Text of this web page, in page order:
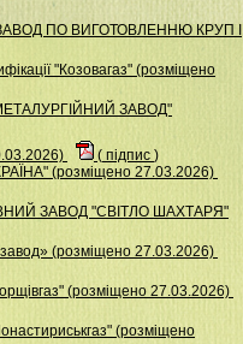
ЗАВОД ПО ВИГОТОВЛЕННЮ КРУП І
"Козовагаз" (розміщено
ЗАВОД"
( підпис )
(розміщено 27.03.2026)
ЗАВОД "СВІТЛО ШАХТАРЯ"
(розміщено 27.03.2026)
(розміщено 27.03.2026)
(розміщено